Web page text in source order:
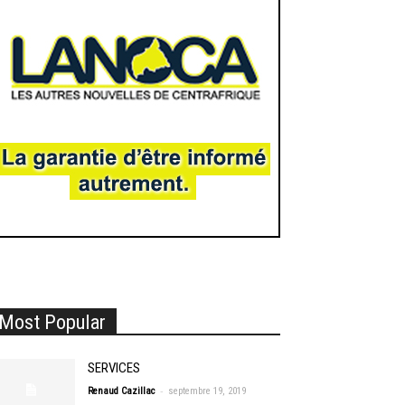
Popular
SERVICES
Renaud Cazillac - septembre 19, 2019